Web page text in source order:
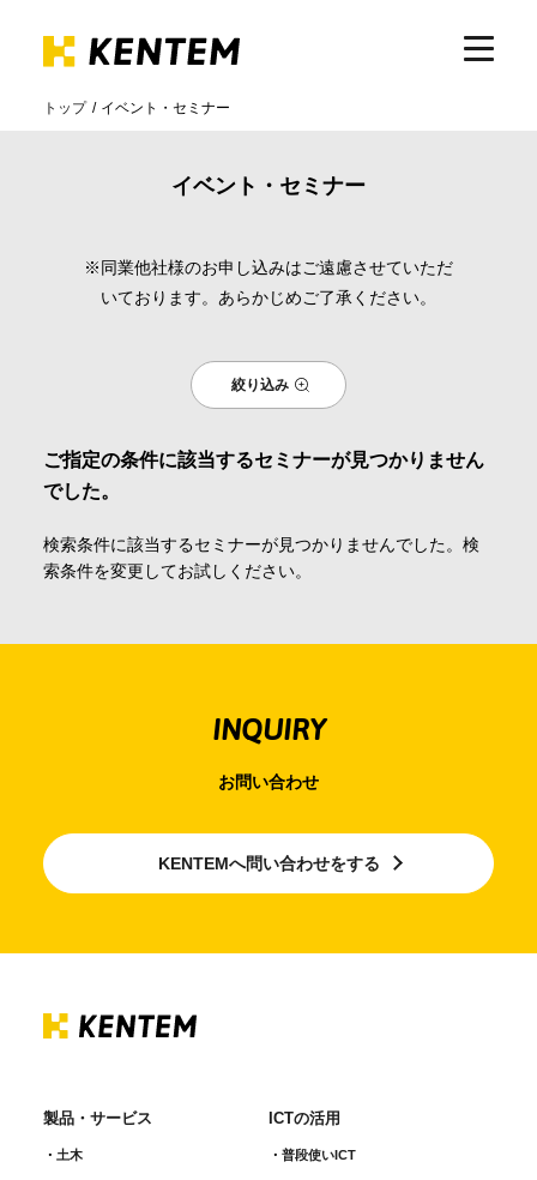
導入事例
イベント・セミナー
会社情報
採用情報
お問合せ・申込
サイト内検索
トップ イベント・セミナー
イベント・セミナー
※同業他社様のお申し込みはご遠慮させていただ
いております。あらかじめご了承ください。
絞り込み
ご指定の条件に該当するセミナーが見つかりません
でした。
検索条件に該当するセミナーが見つかりませんでした。検
索条件を変更してお試しください。
INQUIRY
お問い合わせ
KENTEMへ問い合わせをする
製品・サービス
土木
ICTの活用
普段使いICT